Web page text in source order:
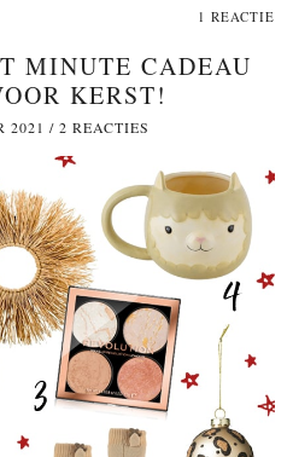
1 REACTIE
MINUTE CADEAU
KERST!
2021 / 2 REACTIES